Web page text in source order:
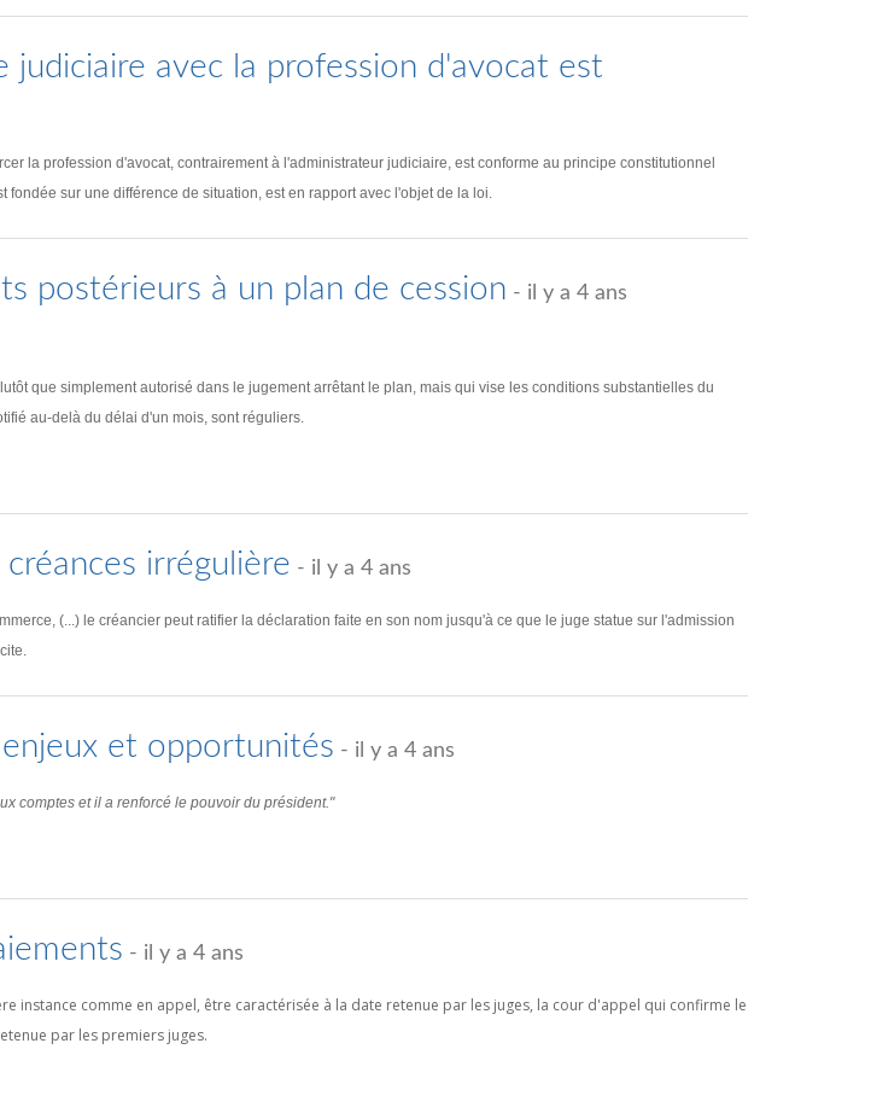
avec la profession d'avocat est
la profession d'avocat, contrairement à l'administrateur judiciaire, est conforme au principe constitutionnel
sur une différence de situation, est en rapport avec l'objet de la loi.
postérieurs à un plan de cession - il y a 4 ans
que simplement autorisé dans le jugement arrêtant le plan, mais qui vise les conditions substantielles du
au-delà du délai d'un mois, sont réguliers.
irrégulière - il y a 4 ans
(...) le créancier peut ratifier la déclaration faite en son nom jusqu'à ce que le juge statue sur l'admission
et opportunités - il y a 4 ans
comptes et il a renforcé le pouvoir du président."
- il y a 4 ans
instance comme en appel, être caractérisée à la date retenue par les juges, la cour d'appel qui confirme le
par les premiers juges.